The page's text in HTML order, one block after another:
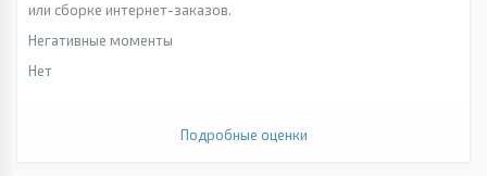
или сборке интернет-заказов.
Негативные моменты
Нет
Подробные оценки